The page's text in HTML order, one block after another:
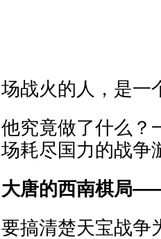
场战火的人，是一
他究竟做了什么？
场耗尽国力的战争
大唐的西南棋局
要搞清楚天宝战争